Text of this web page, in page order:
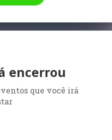
encerrou
que você irá